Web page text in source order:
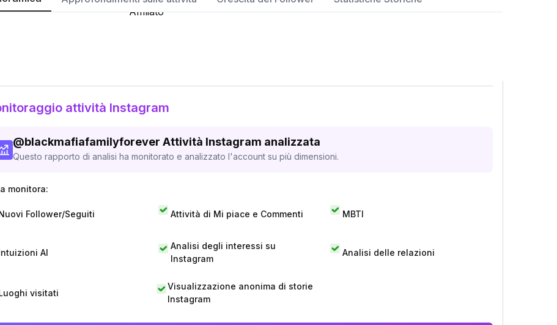
Affiliato
attività Instagram
@blackmafiafamilyforever Attività Instagram analizzata
Questo rapporto di analisi ha monitorato e analizzato l'account su più dimensioni.
monitora:
Follower/Seguiti Attività di Mi piace e Commenti MBTI
AI
Analisi degli interessi su
Instagram
Analisi delle relazioni
visitati
Visualizzazione anonima di storie
Instagram